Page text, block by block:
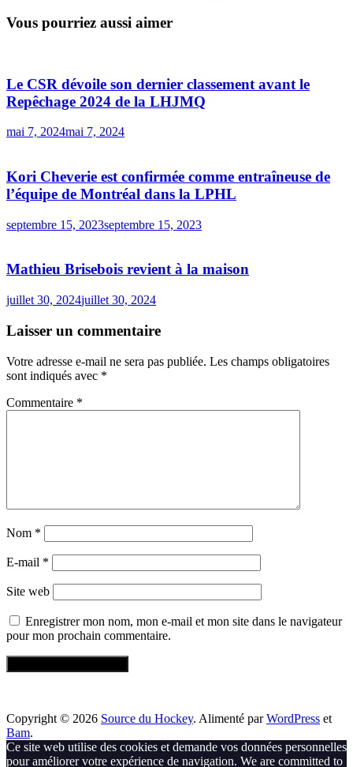
Vous pourriez aussi aimer
Le CSR dévoile son dernier classement avant le
Repêchage 2024 de la LHJMQ
mai 7, 2024mai 7, 2024
Kori Cheverie est confirmée comme entraîneuse de
l’équipe de Montréal dans la LPHL
septembre 15, 2023septembre 15, 2023
Mathieu Brisebois revient à la maison
juillet 30, 2024juillet 30, 2024
Laisser un commentaire
Votre adresse e-mail ne sera pas publiée. Les champs obligatoires
sont indiqués avec *
Commentaire *
Nom *
E-mail *
Site web
Enregistrer mon nom, mon e-mail et mon site dans le navigateur
pour mon prochain commentaire.
Copyright © 2026 Source du Hockey. Alimenté parWordPress et
Bam.
Ce site web utilise des cookies et demande vos données personnelles
pour améliorer votre expérience de navigation. We are committed to